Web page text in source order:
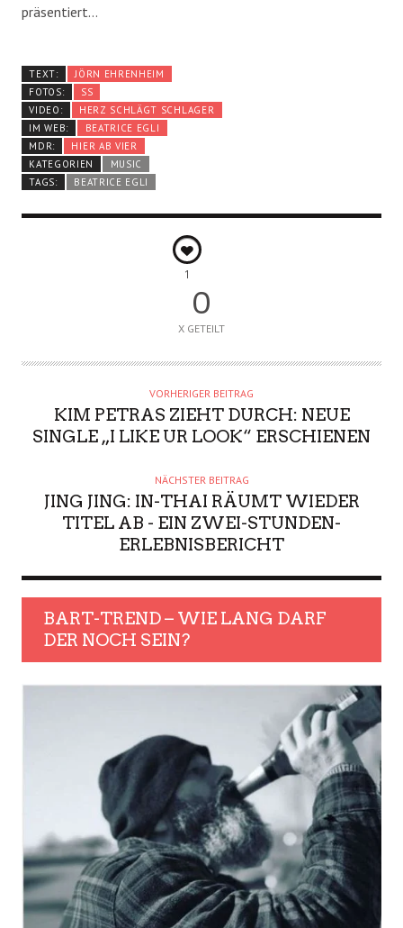
präsentiert…
TEXT:
JÖRN EHRENHEIM
FOTOS:
SS
VIDEO:
HERZ SCHLÄGT SCHLAGER
IM WEB:
BEATRICE EGLI
MDR:
HIER AB VIER
KATEGORIEN
MUSIC
TAGS:
BEATRICE EGLI
1
0
X GETEILT
VORHERIGER BEITRAG
KIM PETRAS ZIEHT DURCH: NEUE
SINGLE „I LIKE UR LOOK“ ERSCHIENEN
NÄCHSTER BEITRAG
JING JING: IN-THAI RÄUMT WIEDER
TITEL AB - EIN ZWEI-STUNDEN-
ERLEBNISBERICHT
BART-TREND – WIE LANG DARF
DER NOCH SEIN?